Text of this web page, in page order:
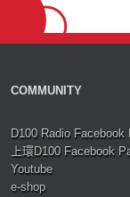
COMMUNITY
D100 Radio Facebook
上環D100 Facebook
Youtube
e-shop